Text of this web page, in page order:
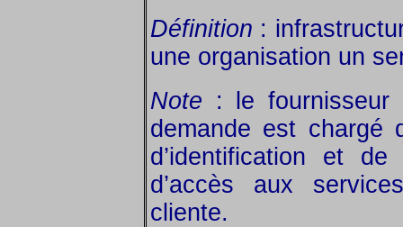
Définition :
une organisation un
Note : le fournisseur
demande est chargé
d’identification et
d’accès aux
cliente.